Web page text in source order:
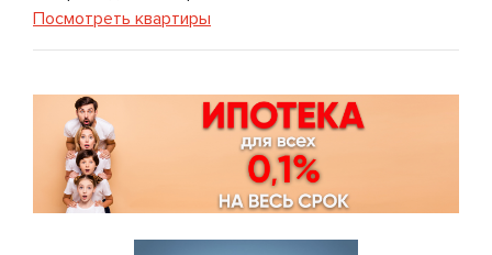
Посмотреть квартиры